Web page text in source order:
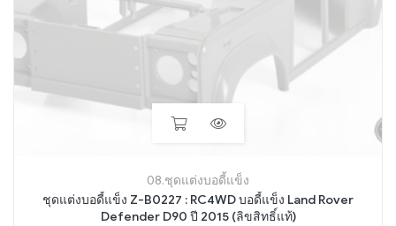
08.ชุดแต่งบอดี้แข็ง
ชุดแต่งบอดี้แข็ง Z-B0227 : RC4WD บอดี้แข็ง Land Rover
Defender D90 ปี 2015 (ลิขสิทธิ์แท้)